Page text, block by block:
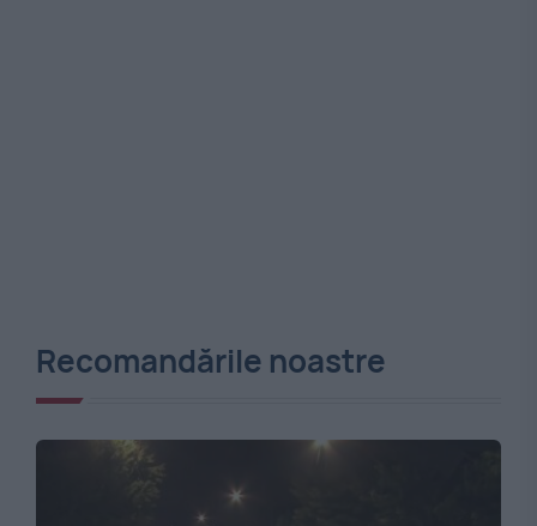
Recomandările noastre